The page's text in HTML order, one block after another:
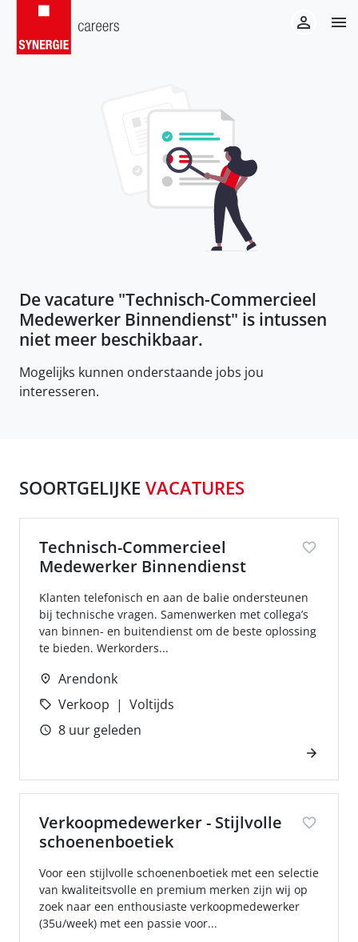
De vacature "Technisch-Commercieel
Medewerker Binnendienst" is intussen
niet meer beschikbaar.
Mogelijks kunnen onderstaande jobs jou
interesseren.
SOORTGELIJKE VACATURES
Technisch-Commercieel
Medewerker Binnendienst
Klanten telefonisch en aan de balie ondersteunen
bij technische vragen. Samenwerken met collega’s
van binnen- en buitendienst om de beste oplossing
te bieden. Werkorders...
Arendonk
Verkoop
Voltijds
8 uur geleden
Verkoopmedewerker - Stijlvolle
schoenenboetiek
Voor een stijlvolle schoenenboetiek met een selectie
van kwaliteitsvolle en premium merken zijn wij op
zoek naar een enthousiaste verkoopmedewerker
(35u/week) met een passie voor...